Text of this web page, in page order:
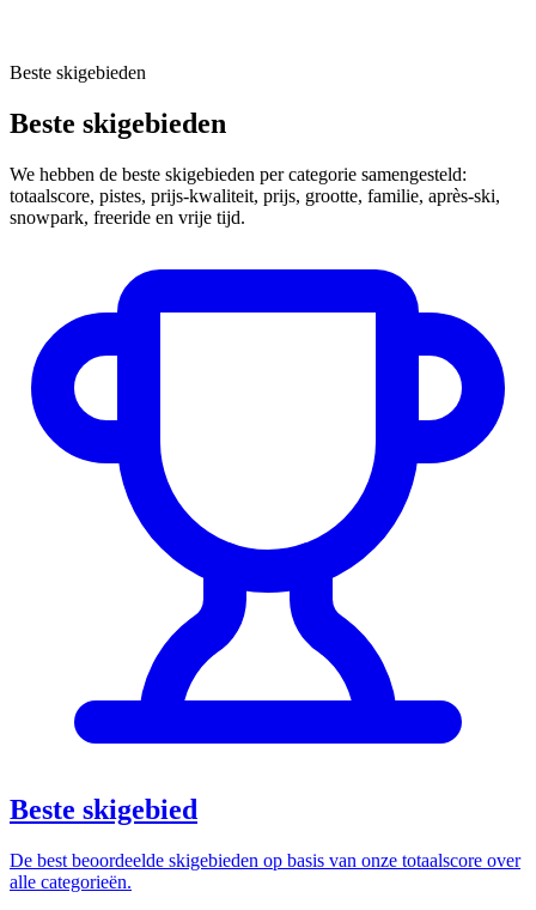
Beste skigebieden
Beste skigebieden
We hebben de beste skigebieden per categorie samengesteld:
totaalscore, pistes, prijs-kwaliteit, prijs, grootte, familie, après-ski,
snowpark, freeride en vrije tijd.
Beste skigebied
De best beoordeelde skigebieden op basis van onze totaalscore over
alle categorieën.